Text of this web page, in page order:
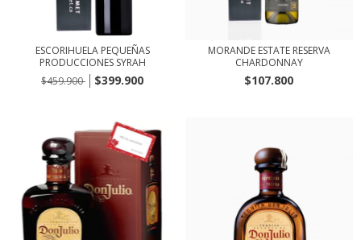
ESCORIHUELA PEQUEÑAS
PRODUCCIONES SYRAH
$459.900
$399.900
MORANDE ESTATE RESERVA
CHARDONNAY
$107.800